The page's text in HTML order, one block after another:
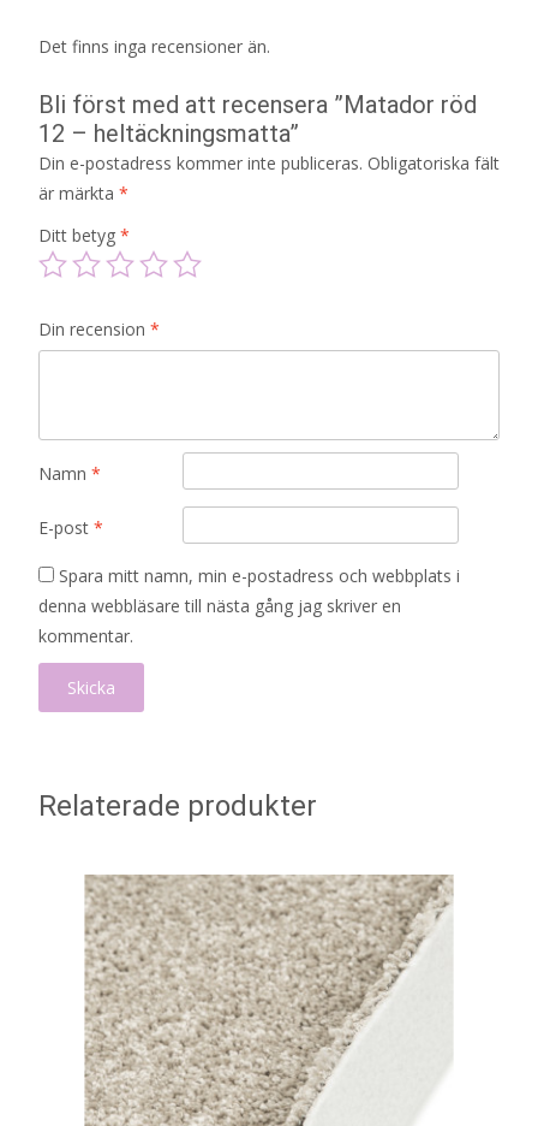
Det finns inga recensioner än.
Bli först med att recensera ”Matador röd
12 – heltäckningsmatta”
Din e-postadress kommer inte publiceras. Obligatoriska fält
är märkta *
Ditt betyg *
Din recension *
Namn *
E-post *
Spara mitt namn, min e-postadress och webbplats i
denna webbläsare till nästa gång jag skriver en
kommentar.
Relaterade produkter